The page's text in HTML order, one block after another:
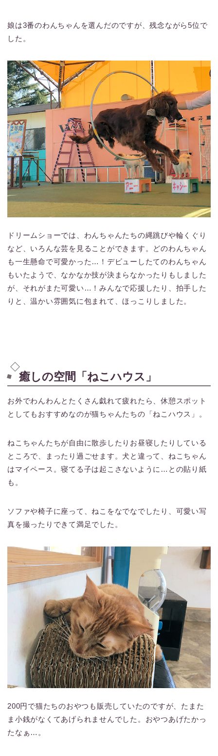
娘は3番のわんちゃんを選んだのですが、残念ながら5位で
した。
ドリームショーでは、わんちゃんたちの縄跳びや輪くぐり
など、いろんな芸を見ることができます。どのわんちゃん
も一生懸命で可愛かった…！デビューしたてのわんちゃん
もいたようで、なかなか技が決まらなかったりもしました
が、それがまた可愛い…！みんなで応援したり、拍手した
りと、温かい雰囲気に包まれて、ほっこりしました。
癒しの空間「ねこハウス」
お外でわんわんとたくさん戯れて疲れたら、休憩スポット
としてもおすすめなのが猫ちゃんたちの「ねこハウス」。
ねこちゃんたちが自由に散歩したりお昼寝したりしている
ところで、まったり過ごせます。犬と違って、ねこちゃん
はマイペース。寝てる子は起こさないように…との貼り紙
も。
ソファや椅子に座って、ねこをなでなでしたり、可愛い写
真を撮ったりできて満足でした。
200円で猫たちのおやつも販売していたのですが、たまた
ま小銭がなくてあげられませんでした。おやつあげたかっ
たなぁ…。